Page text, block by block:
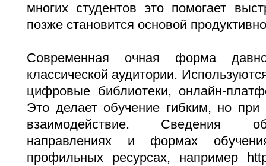
многих студентов это помогает
позже становится основой
Современная очная форма
классической аудитории.
цифровые библиотеки, онлайн-
Это делает обучение гибким, но при
взаимодействие. Сведения
направлениях и формах
профильных ресурсах, например